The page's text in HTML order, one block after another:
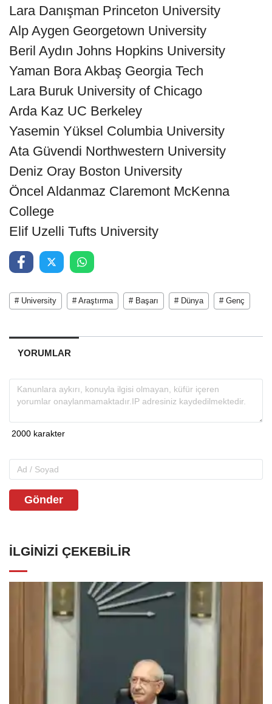
Lara Danışman Princeton University
Alp Aygen Georgetown University
Beril Aydın Johns Hopkins University
Yaman Bora Akbaş Georgia Tech
Lara Buruk University of Chicago
Arda Kaz UC Berkeley
Yasemin Yüksel Columbia University
Ata Güvendi Northwestern University
Deniz Oray Boston University
Öncel Aldanmaz Claremont McKenna
College
Elif Uzelli Tufts University
# University # Araştırma # Başarı # Dünya # Genç
YORUMLAR
Gönder
İLGINIZI ÇEKEBILIR